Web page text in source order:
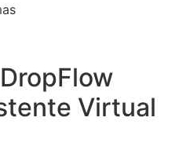
Virtual